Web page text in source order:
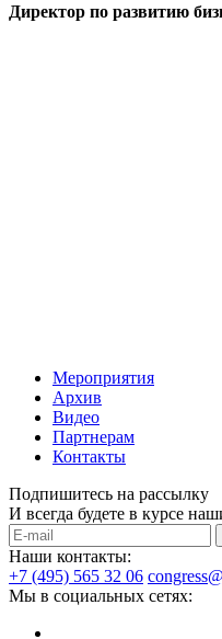
Директор по развитию
Мероприятия
Архив
Видео
Партнерам
Контакты
Подпишитесь на рассылку
И всегда будете в курсе
Наши контакты:
+7 (495) 565 32 06
Мы в социальных сетях: